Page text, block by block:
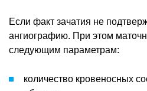
Если факт зачатия не
ангиографию. При этом
следующим параметрам:
количество кровеносных